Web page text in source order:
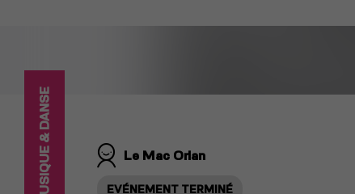
MUSIQUE & DANSE Le Mac Orlan
EVÉNEMENT TERMINÉ